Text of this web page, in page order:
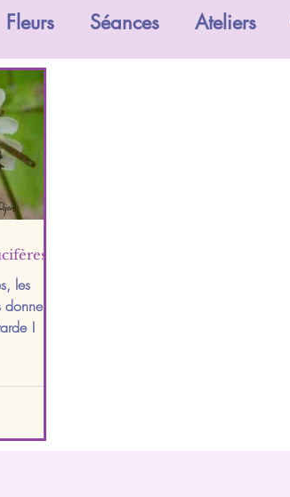
Fleurs Séances Ateliers
les
!